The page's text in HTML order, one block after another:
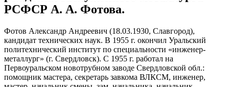
РСФСР А. А. Фотова.
Фотов Александр Андреевич (18.03.1930, Славгород),
кандидат технических наук. В 1955 г. окончил Уральский
политехнический институт по специальности «инженер-
металлург» (г. Свердловск). С 1955 г. работал на
Первоуральском новотрубном заводе Свердловской обл.:
помощник мастера, секретарь завкома ВЛКСМ, инженер,